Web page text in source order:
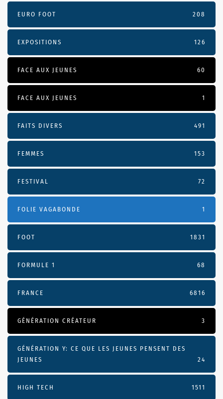
EURO FOOT 208
EXPOSITIONS 126
FACE AUX JEUNES 60
FACE AUX JEUNES 1
FAITS DIVERS 491
FEMMES 153
FESTIVAL 72
FOLIE VAGABONDE 1
FOOT 1831
FORMULE 1 68
FRANCE 6816
GÉNÉRATION CRÉATEUR 3
GÉNÉRATION Y: CE QUE LES JEUNES PENSENT DES
JEUNES
24
HIGH TECH 1511